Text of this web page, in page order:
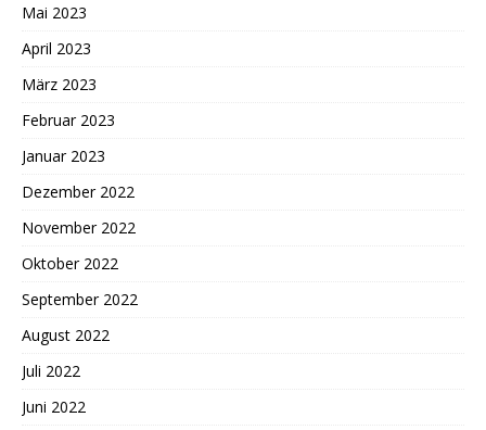
Mai 2023
April 2023
März 2023
Februar 2023
Januar 2023
Dezember 2022
November 2022
Oktober 2022
September 2022
August 2022
Juli 2022
Juni 2022